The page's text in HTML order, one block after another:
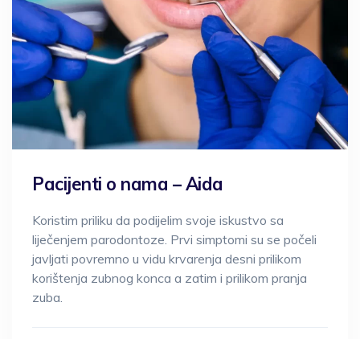
Pacijenti o nama – Aida
Koristim priliku da podijelim svoje iskustvo sa
liječenjem parodontoze. Prvi simptomi su se počeli
javljati povremno u vidu krvarenja desni prilikom
korištenja zubnog konca a zatim i prilikom pranja
zuba.